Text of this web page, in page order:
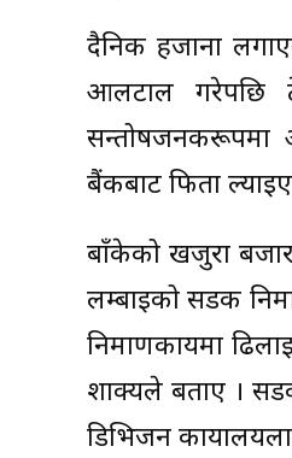
दैनिक हर्जाना
आलटाल गरेपछि
सन्तोषजनकरूपमा
बैंकबाट फिर्ता
बाँकेको खजुरा
लम्बाइको सडक
निर्माणकार्यमा
शाक्यले बताए ।
डिभिजन